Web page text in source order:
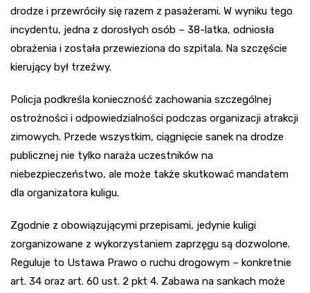
drodze i przewróciły się razem z pasażerami. W wyniku tego
incydentu, jedna z dorosłych osób – 38-latka, odniosła
obrażenia i została przewieziona do szpitala. Na szczęście
kierujący był trzeźwy.
Policja podkreśla konieczność zachowania szczególnej
ostrożności i odpowiedzialności podczas organizacji atrakcji
zimowych. Przede wszystkim, ciągnięcie sanek na drodze
publicznej nie tylko naraża uczestników na
niebezpieczeństwo, ale może także skutkować mandatem
dla organizatora kuligu.
Zgodnie z obowiązującymi przepisami, jedynie kuligi
zorganizowane z wykorzystaniem zaprzęgu są dozwolone.
Reguluje to Ustawa Prawo o ruchu drogowym – konkretnie
art. 34 oraz art. 60 ust. 2 pkt 4. Zabawa na sankach może